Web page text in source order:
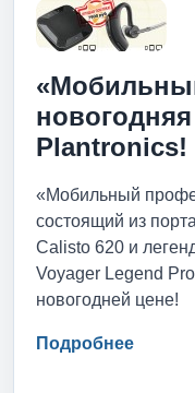
Plantronics!
«Мобильный
состоящий из
Calisto 620 и
Voyager Legend
новогодней цене!
Подробнее